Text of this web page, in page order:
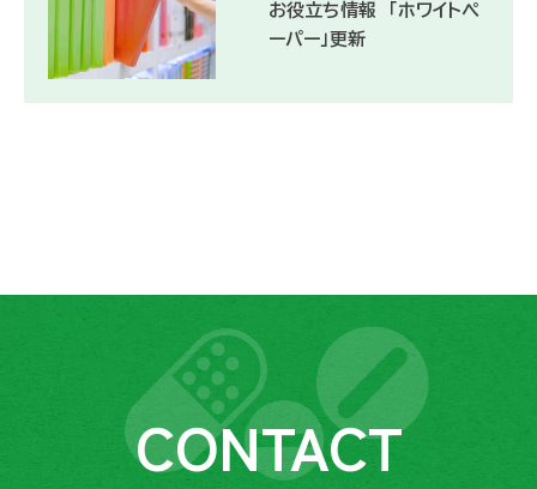
お役立ち情報 「ホワイトペ
ーパー」更新
CONTACT